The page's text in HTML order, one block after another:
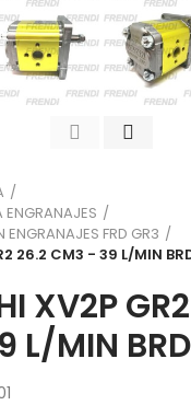
ENGRANAJES
FRD GR3
26.2 CM3 - 39 L/MIN
XV2P
L/MIN